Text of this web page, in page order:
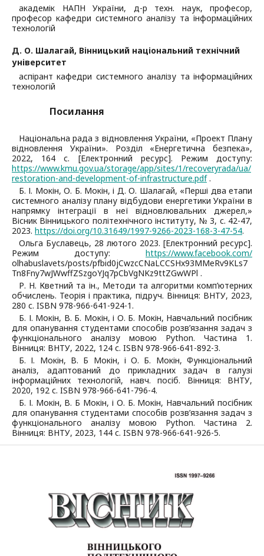
академік НАПН України, д-р техн. наук, професор,
професор кафедри системного аналізу та інформаційних
технологій
Д. О. Шалагай, Вінницький національний технічний
університет
аспірант кафедри системного аналізу та інформаційних
технологій
Посилання
Національна рада з відновлення України, «Проект Плану
відновлення України». Розділ «Енергетична безпека»,
2022, 164 с. [Електронний ресурс]. Режим доступу:
https://www.kmu.gov.ua/storage/app/sites/1/recoveryrada/ua/
restoration-and-development-of-infrastructure.pdf.
Б. І. Мокін, О. Б. Мокін, і Д. О. Шалагай, «Перші два етапи
системного аналізу плану відбудови енергетики України в
напрямку інтеграції в неї відновлювальних джерел,»
Вісник Вінницького політехнічного інституту, № 3, с. 42-47,
2023. https://doi.org/10.31649/1997-9266-2023-168-3-47-54.
Ольга Буславець, 28 лютого 2023. [Електронний ресурс].
Режим доступу: https://www.facebook.com/
olhabuslavets/posts/pfbid0jCwzcCNaLCCSHx93MMeRv9KLs7
Tn8Fny7wJWwffZSzgoYJq7pCbVgNKz9ttZGwWPl .
Р. Н. Кветний та ін., Методи та алгоритми комп’ютерних
обчислень. Теорія і практика, підруч. Вінниця: ВНТУ, 2023,
280 с. ISBN 978-966-641-924-1.
Б. І. Мокін, В. Б. Мокін, і О. Б. Мокін, Навчальний посібник
для опанування студентами способів розв’язання задач з
функціонального аналізу мовою Python. Частина 1.
Вінниця: ВНТУ, 2022, 124 с. ISBN 978-966-641-892-3.
Б. І. Мокін, В. Б Мокін, і О. Б. Мокін, Функціональний
аналіз, адаптований до прикладних задач в галузі
інформаційних технологій, навч. посіб. Вінниця: ВНТУ,
2020, 192 с. ISBN 978-966-641-796-4.
Б. І. Мокін, В. Б Мокін, і О. Б. Мокін, Навчальний посібник
для опанування студентами способів розв’язання задач з
функціонального аналізу мовою Python. Частина 2.
Вінниця: ВНТУ, 2023, 144 с. ISBN 978-966-641-926-5.